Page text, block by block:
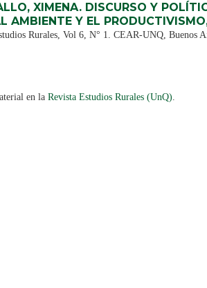
XIMENA. DISCURSO Y
AMBIENTE Y EL
Rurales, Vol 6, N° 1. CEAR-UNQ, Buenos
en la Revista Estudios Rurales (UnQ).